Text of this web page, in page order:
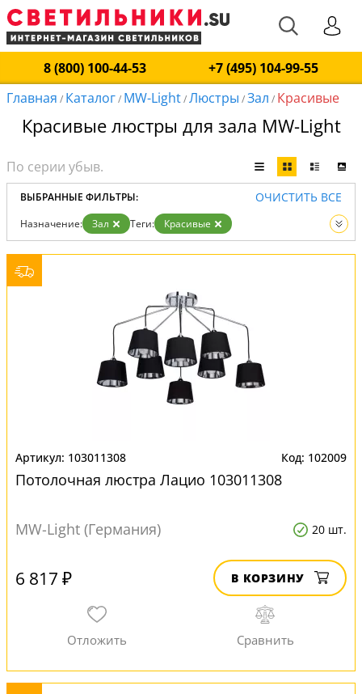
8 (800) 100-44-53
+7 (495) 104-99-55
Главная / Каталог/ MW-Light/Люстры /Зал / Красивые
Красивые люстры для зала MW-Light
ВЫБРАННЫЕ ФИЛЬТРЫ: ОЧИСТИТЬ ВСЕ
Назначение: Зал Теги:
Красивые
Производитель:
MW-Light Вид: Люстры
103011308 102009
Потолочная люстра Лацио 103011308
MW-Light (Германия) 20 шт.
6 817 ₽ В КОРЗИНУ